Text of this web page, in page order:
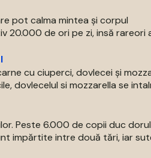
pot calma mintea și corpul
20.000 de ori pe zi, insă rareori
cu ciuperci, dovlecei și
dovlecelul si mozzarella se
Peste 6.000 de copii duc
impărtite intre două tări, iar